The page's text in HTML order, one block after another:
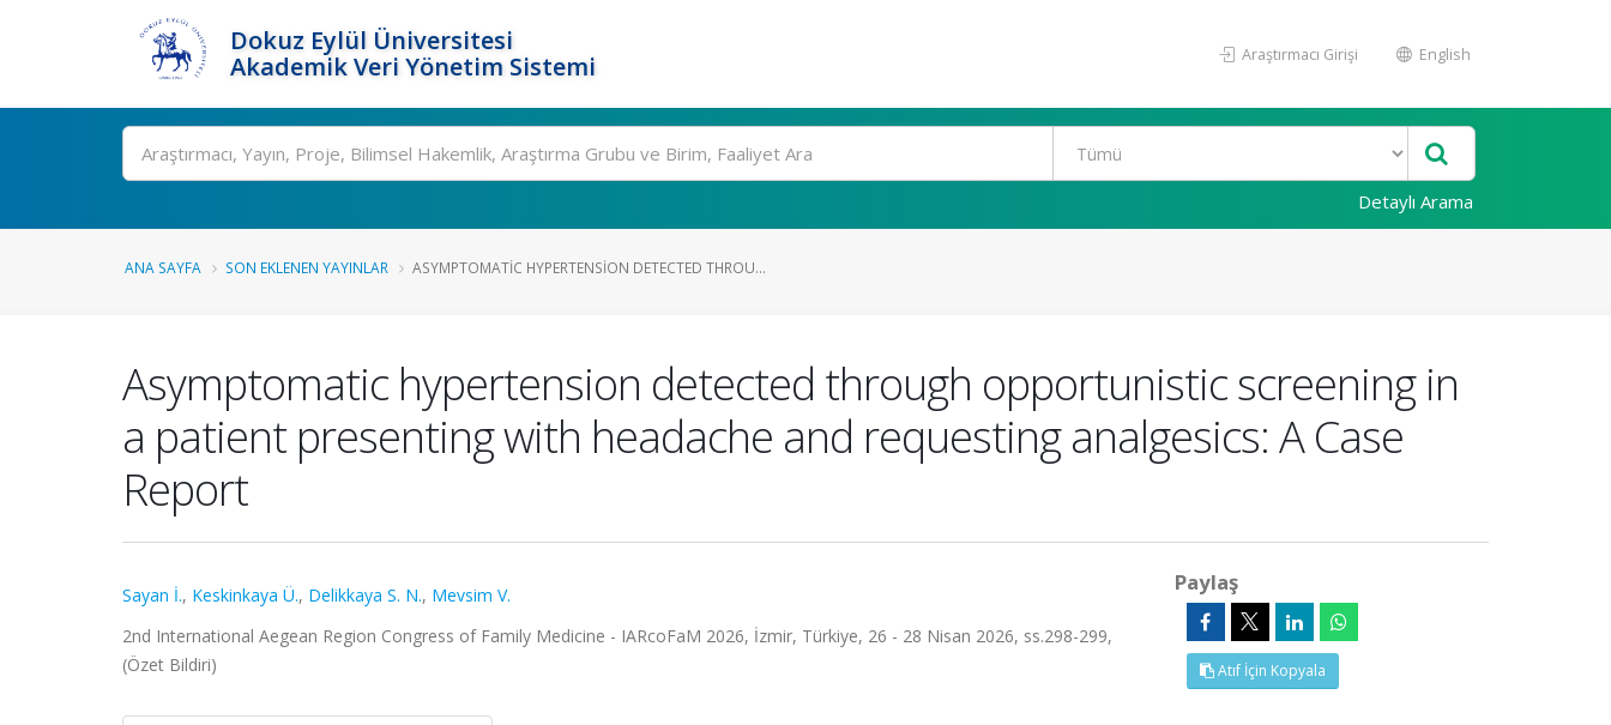
Dokuz Eylül Üniversitesi
Akademik Veri Yönetim Sistemi
Araştırmacı Girişi English
Ara
Detaylı Arama
ANA SAYFA SON EKLENEN YAYINLAR ASYMPTOMATIC HYPERTENSION DETECTED THROU...
Asymptomatic hypertension detected through opportunistic screening in
a patient presenting with headache and requesting analgesics: A Case
Report
Sayan İ., Keskinkaya Ü., Delikkaya S. N., Mevsim V.
2nd International Aegean Region Congress of Family Medicine - IARcoFaM 2026, İzmir, Türkiye, 26 - 28 Nisan 2026, ss.298-299,
(Özet Bildiri)
Paylaş
Atıf İçin Kopyala